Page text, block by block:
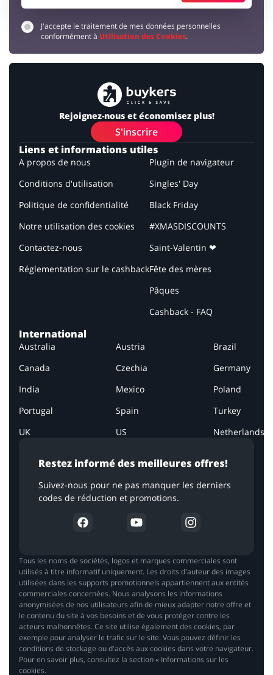
J'accepte le traitement de mes données personnelles
conformément à Utilisation des Cookies.
Rejoignez-nous et économisez plus!
S'inscrire
Restez informé des meilleures offres!
Suivez-nous pour ne pas manquer les derniers
codes de réduction et promotions.
Liens et informations utiles
A propos de nous
Conditions d'utilisation
Politique de confidentialité
Notre utilisation des cookies
Contactez-nous
Réglementation sur le cashback
Plugin de navigateur
Singles' Day
Black Friday
#XMASDISCOUNTS
Saint-Valentin ❤
Fête des mères
Pâques
Cashback - FAQ
International
Australia Austria
Brazil
Canada
Czechia
Germany
India
Mexico
Poland
Portugal
Spain
Turkey
UK
US Netherlands
Tous les noms de sociétés, logos et marques commerciales sont
utilisés à titre informatif uniquement. Les droits d'auteur des images
utilisées dans les supports promotionnels appartiennent aux entités
commerciales concernées. Nous analysons les informations
anonymisées de nos utilisateurs afin de mieux adapter notre offre et
le contenu du site à vos besoins et de vous protéger contre les
acteurs malhonnêtes. Ce site utilise également des cookies, par
exemple pour analyser le trafic sur le site. Vous pouvez définir les
conditions de stockage ou d'accès aux cookies dans votre navigateur.
Pour en savoir plus, consultez la section « Informations sur les
cookies.